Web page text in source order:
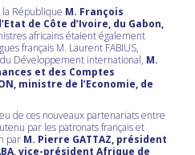
la République M. François
de Côte d’Ivoire, du Gabon,
africains étaient également
français M. Laurent FABIUS,
Développement international, M.
et des Comptes
ministre de l’Economie, de
de ces nouveaux partenariats entre
par les patronats français et
par M. Pierre GATTAZ, président
vice-président Afrique de